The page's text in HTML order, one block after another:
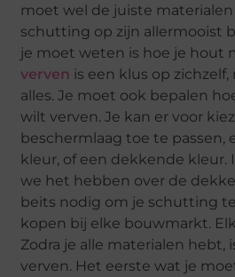
moet wel de juiste
schutting op zijn allermooist
je moet weten is hoe je hout
verven is een klus op
alles. Je moet ook bepalen
wilt verven. Je kan er voor
beschermlaag toe te passen,
kleur, of een dekkende kleur.
we het hebben over de
beits nodig om je schutting
kopen bij elke bouwmarkt.
Zodra je alle materialen hebt,
verven. Het eerste wat je